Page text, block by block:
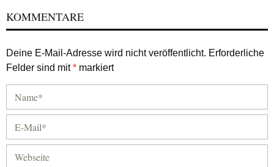
KOMMENTARE
Deine E-Mail-Adresse wird nicht veröffentlicht. Erforderliche
Felder sind mit* markiert